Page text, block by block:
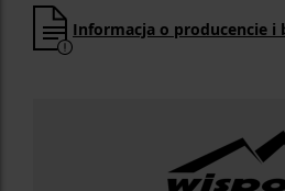
Informacja o producencie i